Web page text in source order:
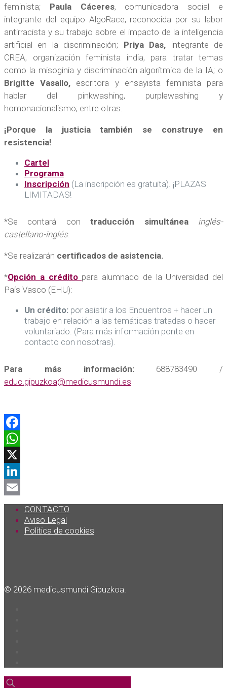
feminista; Paula Cáceres, comunicadora social e
integrante del equipo AlgoRace, reconocida por su labor
antirracista y su trabajo sobre el impacto de la inteligencia
artificial en la discriminación; Priya Das, integrante de
CREA, organización feminista india, para tratar temas
como la misoginia y discriminación algorítmica de la IA; o
Brigitte Vasallo, escritora y ensayista feminista para
hablar del pinkwashing, purplewashing y
homonacionalismo; entre otras.
¡Porque la justicia también se construye en
resistencia!
Cartel
Programa
Inscripción (La inscripción es gratuita). ¡PLAZAS
LIMITADAS!
*Se contará contraducción simultáneainglés-
castellano-inglés.
*Se realizarán certificados de asistencia.
*Opción a crédito para alumnado de la Universidad del
País Vasco (EHU):
Un crédito: por asistir a los Encuentros + hacer un
trabajo en relación a las temáticas tratadas o hacer
voluntariado. (Para más información ponte en
contacto con nosotras).
Para más información:688783490 /
educ.gipuzkoa@medicusmundi.es
Facebook
WhatsApp
X
LinkedIn
Email
CONTACTO
Aviso Legal
Política de cookies
© 2026 medicusmundi Gipuzkoa.